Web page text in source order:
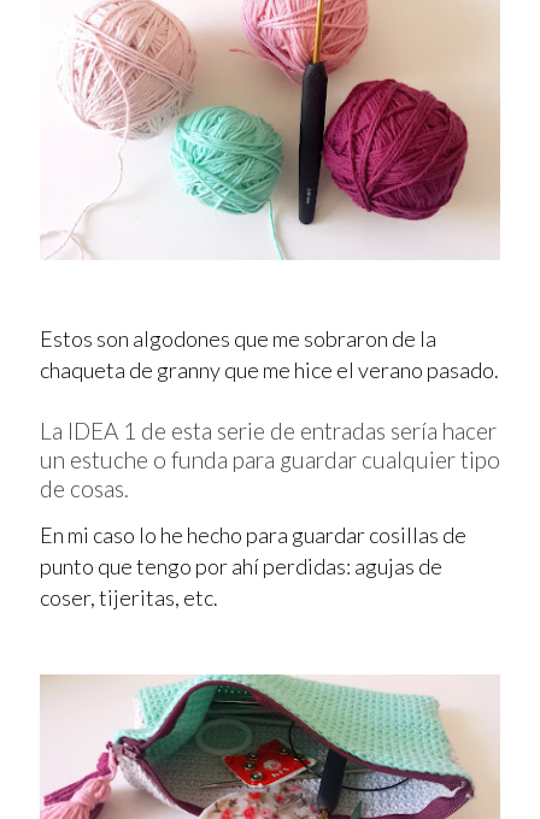
Estos son algodones que me sobraron de la
chaqueta de granny que me hice el verano pasado.
La IDEA 1 de esta serie de entradas sería hacer
un estuche o funda para guardar cualquier tipo
de cosas.
En mi caso lo he hecho para guardar cosillas de
punto que tengo por ahí perdidas: agujas de
coser, tijeritas, etc.